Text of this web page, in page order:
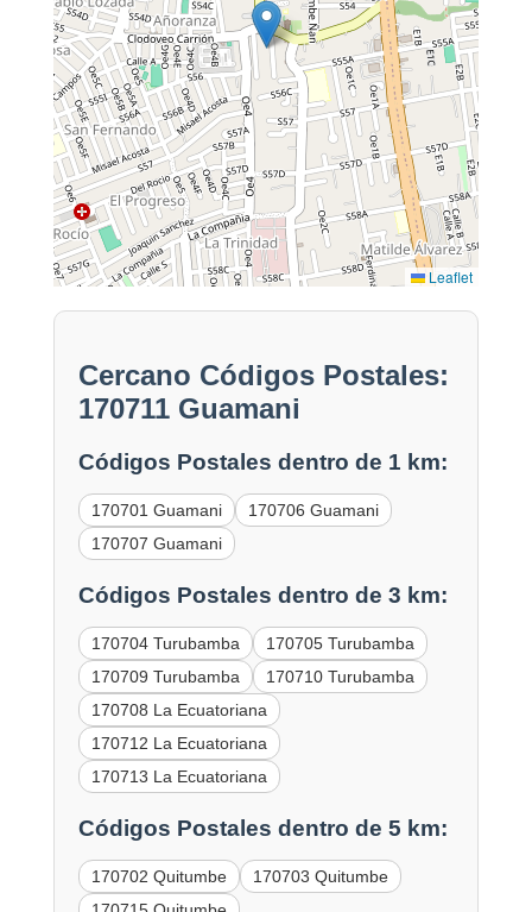
Leaflet
Cercano Códigos Postales:
170711 Guamani
Códigos Postales dentro de 1 km:
170701 Guamani
170706 Guamani
170707 Guamani
Códigos Postales dentro de 3 km:
170704 Turubamba
170705 Turubamba
170709 Turubamba
170710 Turubamba
170708 La Ecuatoriana
170712 La Ecuatoriana
170713 La Ecuatoriana
Códigos Postales dentro de 5 km:
170702 Quitumbe
170703 Quitumbe